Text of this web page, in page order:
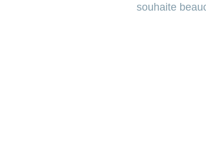
souhaite